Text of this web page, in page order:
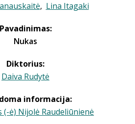
, Lina Itagaki
Pavadinimas:
Nukas
Diktorius:
Daiva Rudytė
informacija:
ė) Nijolė Raudeliūnienė